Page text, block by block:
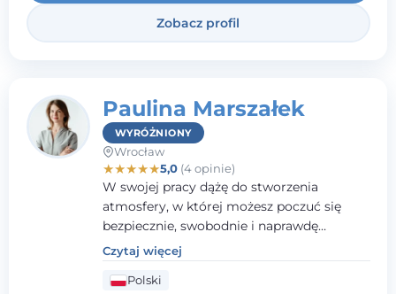
Zobacz profil
Paulina Marszałek
WYRÓŻNIONY
Wrocław
★★★★★5,0(4 opinie)
W swojej pracy dążę do stworzenia
atmosfery, w której możesz poczuć się
bezpiecznie, swobodnie i naprawdę
wysłuchany(-a). Zależy mi na
towarzyszeniu Ci w drodze do większego
dobrostanu, lepszego poznania siebie oraz
Czytaj więcej
Polski